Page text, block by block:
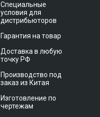
Специальные
условия для
дистрибьюторов
Гарантия на товар
Доставка в любую
точку РФ
Производство под
заказ из Китая
Изготовление по
чертежам